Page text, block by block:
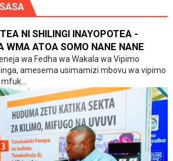
NI SHILINGI INAYOPOTEA -
WMA ATOA SOMO NANE NANE
wa Fedha wa Wakala wa Vipimo
amesema usimamizi mbovu wa vipimo